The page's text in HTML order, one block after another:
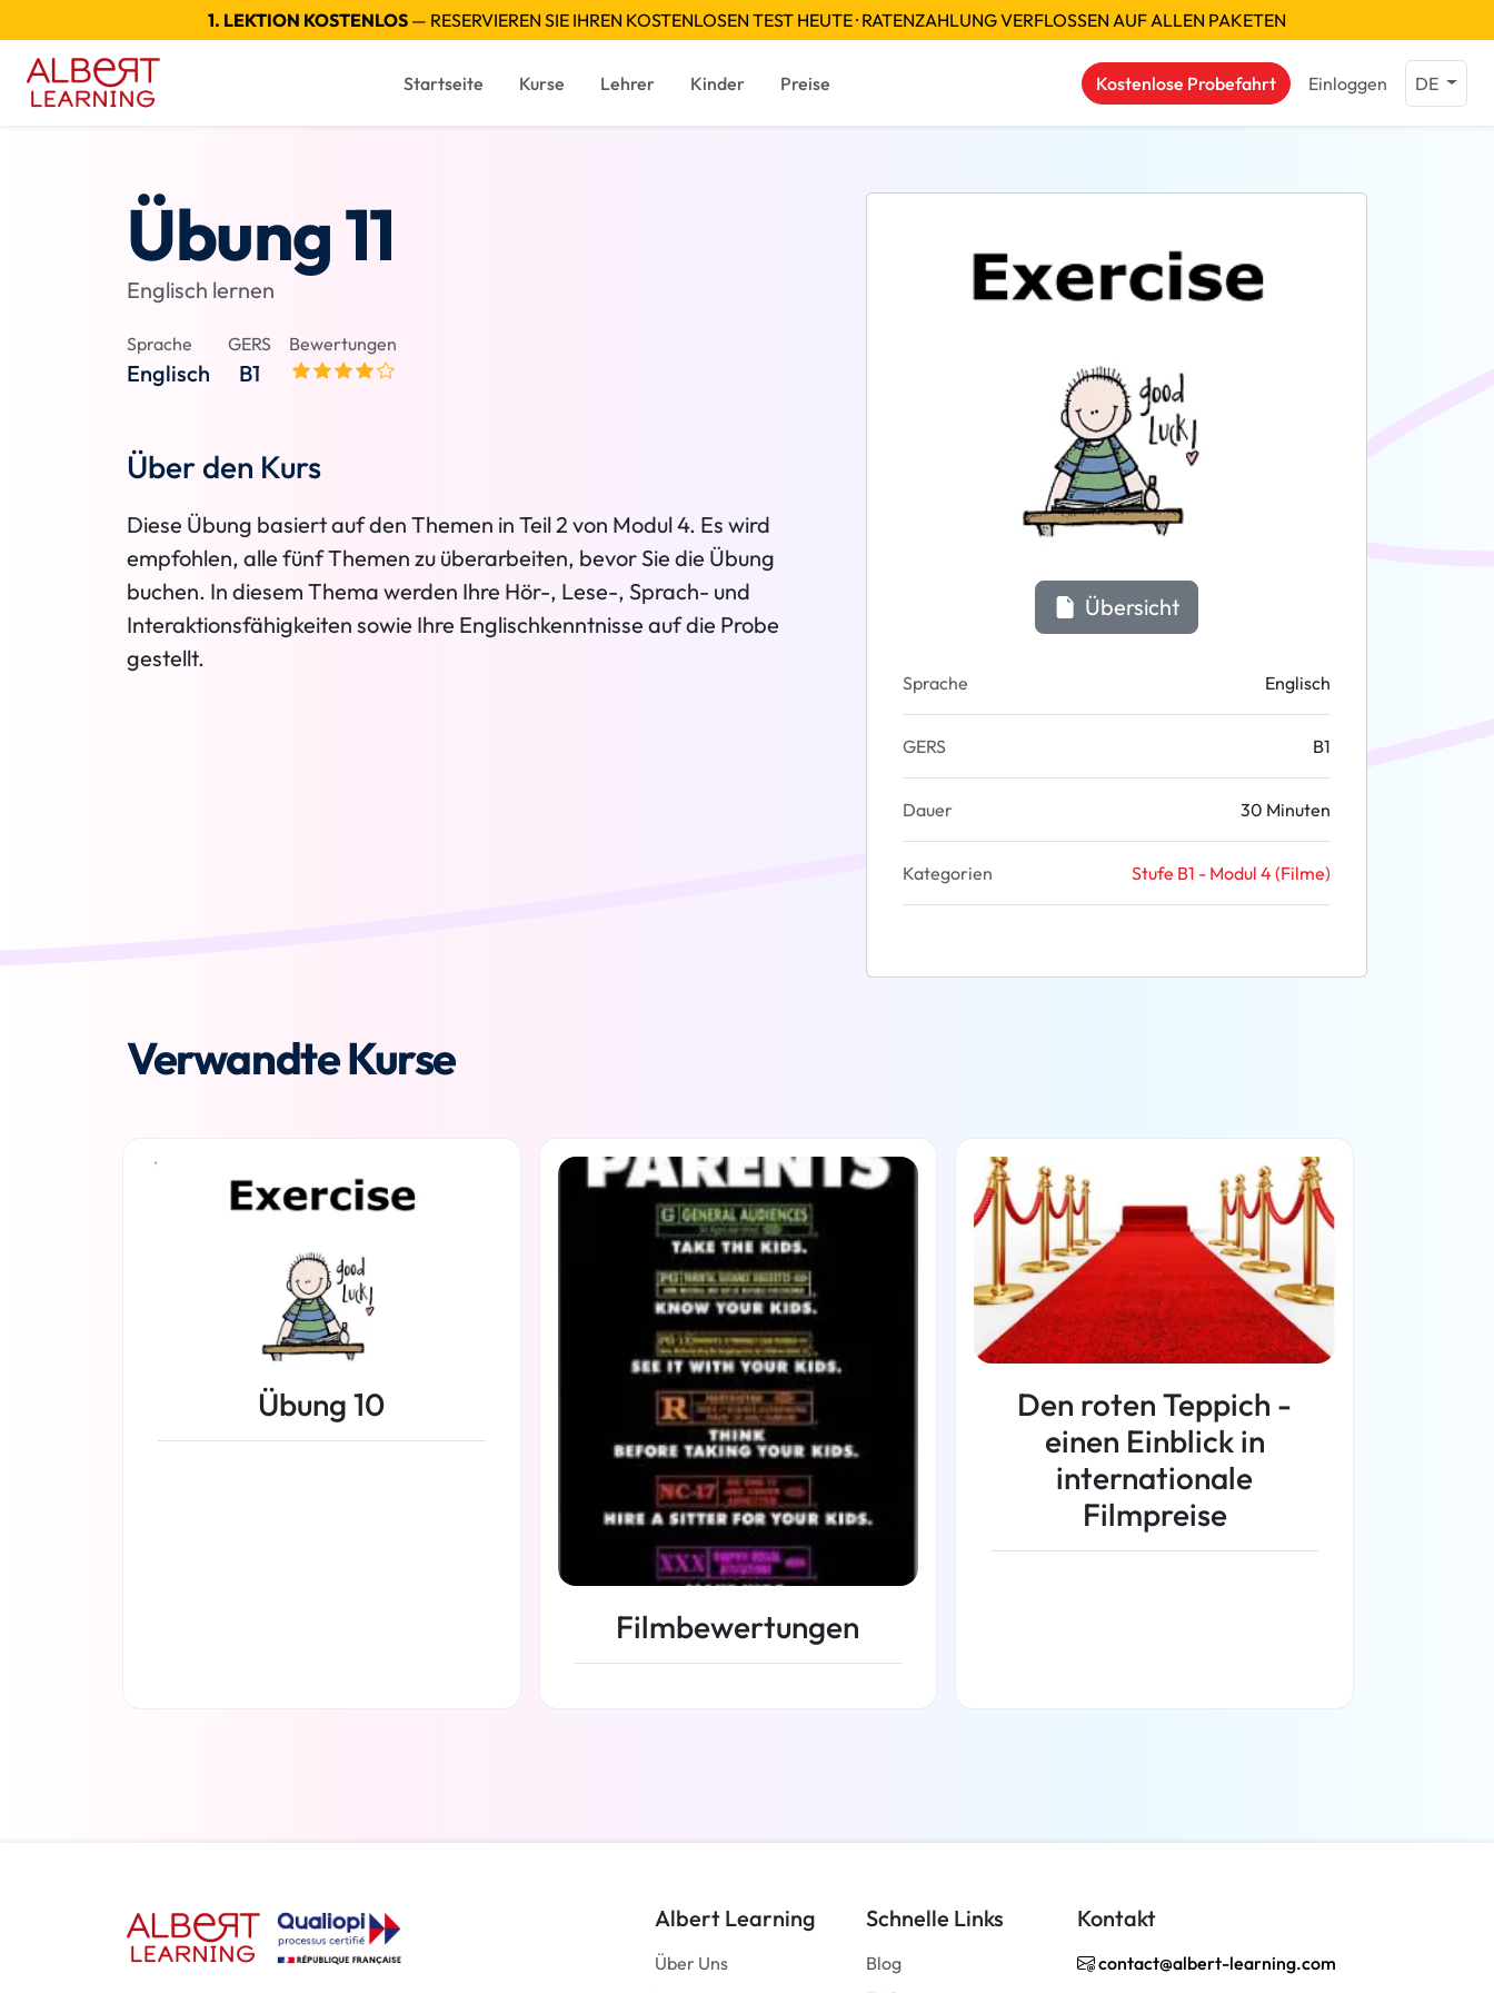
1. LEKTION KOSTENLOS — RESERVIEREN SIE IHREN KOSTENLOSEN TEST HEUTE · RATENZAHLUNG VERFLOSSEN AUF ALLEN PAKETEN
Startseite Kurse Lehrer Kinder Preise Kostenlose Probefahrt Einloggen DE
Übung 11
Englisch lernen
Sprache
Englisch
GERS
B1
Bewertungen
Über den Kurs
Diese Übung basiert auf den Themen in Teil 2 von Modul 4. Es wird
empfohlen, alle fünf Themen zu überarbeiten, bevor Sie die Übung
buchen. In diesem Thema werden Ihre Hör-, Lese-, Sprach- und
Interaktionsfähigkeiten sowie Ihre Englischkenntnisse auf die Probe
gestellt.
Übersicht
Sprache Englisch
GERS B1
Dauer 30 Minuten
Kategorien Stufe B1 - Modul 4 (Filme)
Verwandte Kurse
Übung 10
Filmbewertungen
Den roten Teppich -
einen Einblick in
internationale
Filmpreise
Albert Learning
Über Uns
Schnelle Links
Blog
Kontakt
contact@albert-learning.com